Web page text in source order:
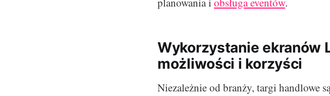
Wykorzystanie ekranów
możliwości i korzyści
Niezależnie od branży, targi handlowe